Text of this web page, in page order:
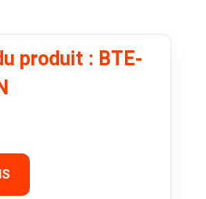
produit : BTE-